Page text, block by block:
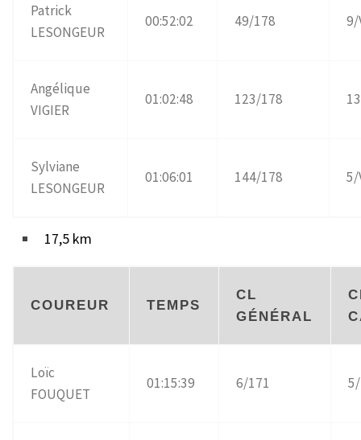
Patrick
LESONGEUR
00:52:02 49/178 9/
Angélique
VIGIER
01:02:48 123/178
Sylviane
LESONGEUR
01:06:01 144/178 5/
17,5 km
COUREUR TEMPS
CL
GÉNÉRAL
Loïc
FOUQUET
01:15:39 6/171